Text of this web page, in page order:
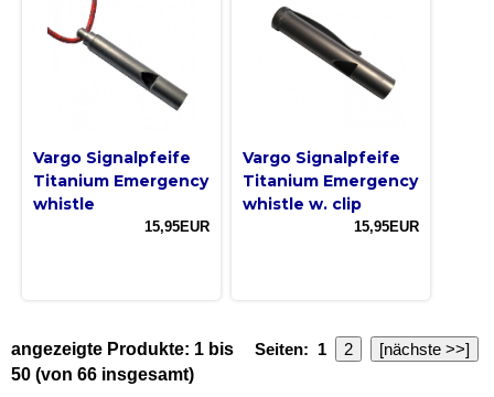
Vargo Signalpfeife
Titanium Emergency
whistle
15,95EUR
Vargo Signalpfeife
Titanium Emergency
whistle w. clip
15,95EUR
Seiten: 1 2 [nächste >>]
angezeigte Produkte: 1 bis
50 (von 66 insgesamt)